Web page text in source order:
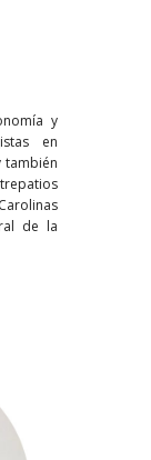
y
en
también
de la